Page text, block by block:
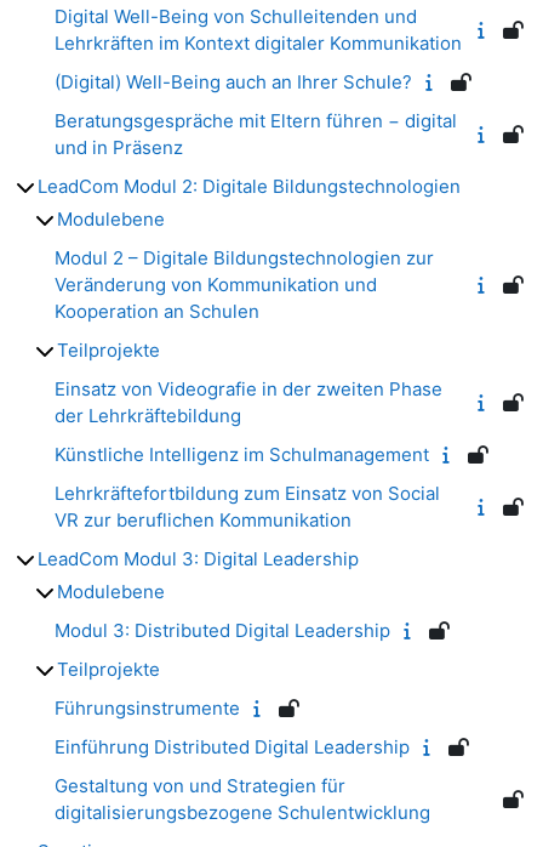
Digital Well-Being von Schulleitenden und
Lehrkräften im Kontext digitaler Kommunikation
(Digital) Well-Being auch an Ihrer Schule?
Beratungsgespräche mit Eltern führen − digital
und in Präsenz
LeadCom Modul 2: Digitale Bildungstechnologien
Modulebene
Modul 2 – Digitale Bildungstechnologien zur
Veränderung von Kommunikation und
Kooperation an Schulen
Teilprojekte
Einsatz von Videografie in der zweiten Phase
der Lehrkräftebildung
Künstliche Intelligenz im Schulmanagement
Lehrkräftefortbildung zum Einsatz von Social
VR zur beruflichen Kommunikation
LeadCom Modul 3: Digital Leadership
Modulebene
Modul 3: Distributed Digital Leadership
Teilprojekte
Führungsinstrumente
Einführung Distributed Digital Leadership
Gestaltung von und Strategien für
digitalisierungsbezogene Schulentwicklung